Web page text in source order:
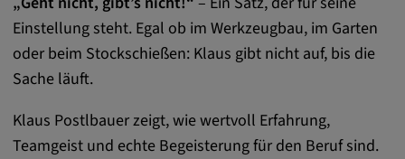
Einstellung steht. Egal ob im Werkzeugbau, im Garten
oder beim Stockschießen: Klaus gibt nicht auf, bis die
Sache läuft.
Klaus Postlbauer zeigt, wie wertvoll Erfahrung,
Teamgeist und echte Begeisterung für den Beruf sind.